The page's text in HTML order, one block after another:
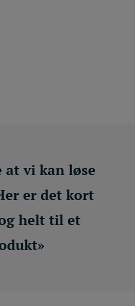
at vi kan løse
er det kort
helt til et